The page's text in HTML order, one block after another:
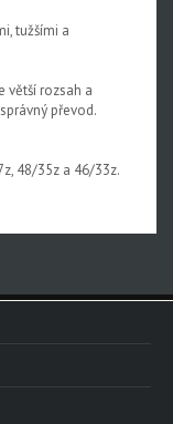
tužšími a
větší rozsah a
převod.
48/35z a 46/33z.